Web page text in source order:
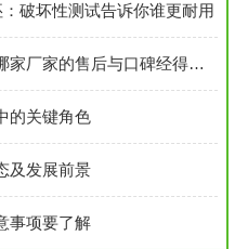
破坏性测试告诉你谁更耐用
国标法兰毛坯采购必看：哪家厂家的售后与口碑经得起考验？
的关键角色
及发展前景
事项要了解